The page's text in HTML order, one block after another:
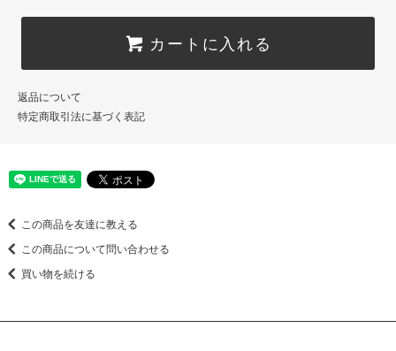
カートに入れる
返品について
特定商取引法に基づく表記
この商品を友達に教える
この商品について問い合わせる
買い物を続ける